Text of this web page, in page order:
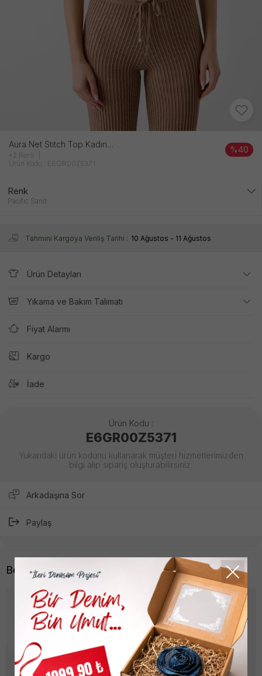
Aura Net Stıtch Top Kadın Bej Tri̇ko
+2 Renk
Ürün Kodu : E6GR00Z5371
%40
Renk
Pacıfıc Sand
Tahmini Kargoya Veriliş Tarihi : 10 Ağustos - 11 Ağustos
Ürün Detayları
Yıkama ve Bakım Talimatı
Fiyat Alarmı
Kargo
İade
Ürün Kodu :
E6GR00Z5371
Yukarıdaki ürün kodunu kullanarak müşteri hizmetlerimizden
bilgi alıp sipariş oluşturabilirsiniz.
Arkadaşına Sor
Paylaş
Benzer Ürünler